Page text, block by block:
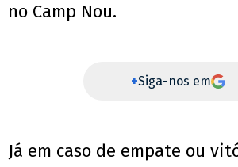
no Camp Nou.
+Siga-nos em
Já em caso de empate ou